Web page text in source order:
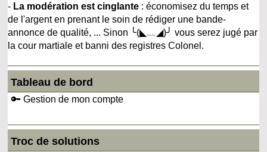
- La modération est cinglante : économisez du temps et
de l'argent en prenant le soin de rédiger une bande-
annonce de qualité, ... Sinon ╰(◣﹏◢)╯ vous serez jugé par
la cour martiale et banni des registres Colonel.
Tableau de bord
🔑 Gestion de mon compte
Troc de solutions